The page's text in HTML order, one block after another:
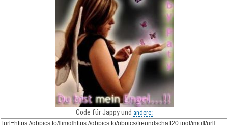
Code für Jappy und andere: